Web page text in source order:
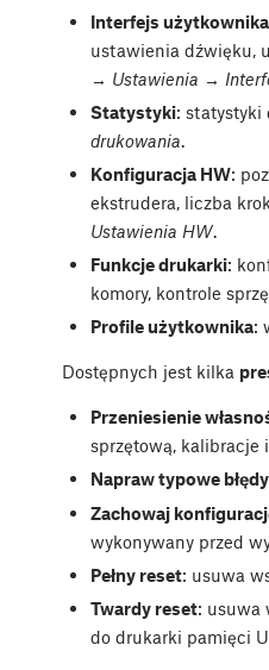
Interfejs użytkownika
ustawienia dźwięku,
→ Ustawienia →
Statystyki: statystyki
drukowania.
Konfiguracja HW:
ekstrudera, liczba
Ustawienia HW.
Funkcje drukarki:
komory, kontrole
Profile użytkownika:
Dostępnych jest kilka
Przeniesienie
sprzętową, kalibracje
Napraw typowe
Zachowaj
wykonywany przed
Pełny reset: usuwa
Twardy reset: usuwa
do drukarki pamięci